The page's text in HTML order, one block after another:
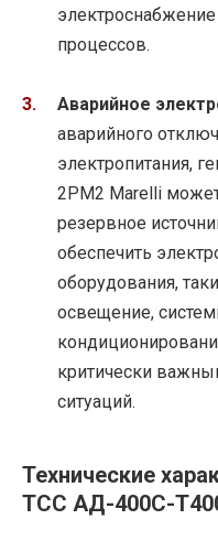
процессов.
Аварийное
аварийного
электропитания,
2РМ2 Marelli
резервное
обеспечить
оборудования,
освещение,
критически
ситуаций.
Технические
ТСС АД-400С-